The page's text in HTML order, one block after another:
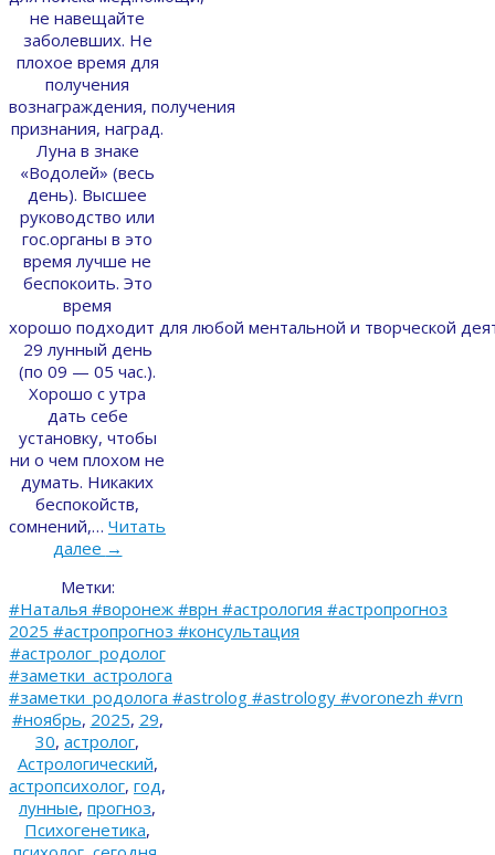
не навещайте
заболевших. Не
плохое время для
получения
вознаграждения, получения
признания, наград.
Луна в знаке
«Водолей» (весь
день). Высшее
руководство или
гос.органы в это
время лучше не
беспокоить. Это
время
хорошо подходит для любой ментальной и творческой
29 лунный день
(по 09 — 05 час.).
Хорошо с утра
дать себе
установку, чтобы
ни о чем плохом не
думать. Никаких
беспокойств,
сомнений,… Читать
далее →
Метки:
#Наталья #воронеж #врн #астрология #астропрогноз
2025 #астропрогноз #консультация
#астролог_родолог
#заметки_астролога
#заметки_родолога #astrolog #astrology #voronezh #vrn
#ноябрь, 2025, 29,
30, астролог,
Астрологический,
астропсихолог, год,
лунные, прогноз,
Психогенетика,